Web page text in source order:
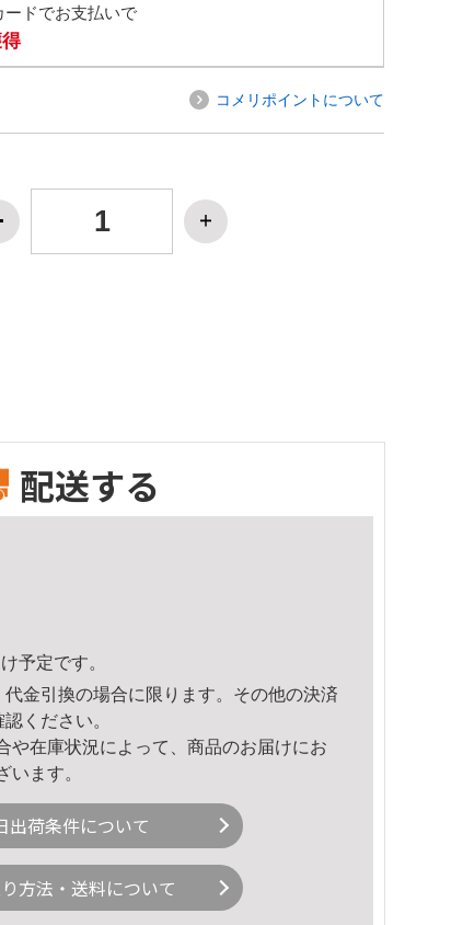
ードでお支払いで
コメリポイントについて
配送する
予定です。
金引換の場合に限ります。その他の決済
ください。
や在庫状況によって、商品のお届けにお
います。
出荷条件について
方法・送料について